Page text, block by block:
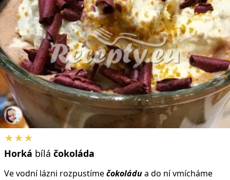
★★★
Horká bílá čokoláda
Ve vodní lázni rozpustímečokoládua do ní vmícháme